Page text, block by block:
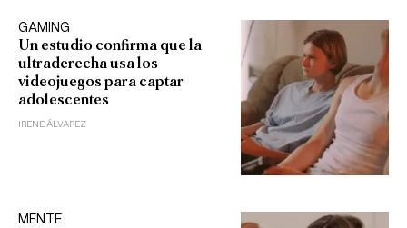
GAMING
Un estudio confirma que la
ultraderecha usa los
videojuegos para captar
adolescentes
IRENE ÁLVAREZ
MENTE